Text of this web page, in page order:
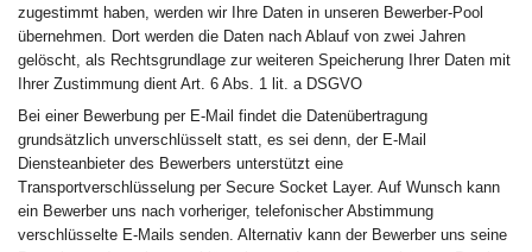
zugestimmt haben, werden wir Ihre Daten in unseren Bewerber-Pool
übernehmen. Dort werden die Daten nach Ablauf von zwei Jahren
gelöscht, als Rechtsgrundlage zur weiteren Speicherung Ihrer Daten mit
Ihrer Zustimmung dient Art. 6 Abs. 1 lit. a DSGVO
Bei einer Bewerbung per E-Mail findet die Datenübertragung
grundsätzlich unverschlüsselt statt, es sei denn, der E-Mail
Diensteanbieter des Bewerbers unterstützt eine
Transportverschlüsselung per Secure Socket Layer. Auf Wunsch kann
ein Bewerber uns nach vorheriger, telefonischer Abstimmung
verschlüsselte E-Mails senden. Alternativ kann der Bewerber uns seine